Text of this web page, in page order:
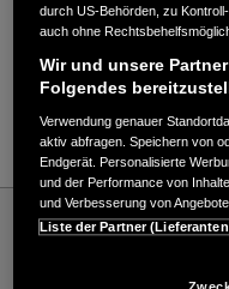
Verkauf /
07542/9300-0
E-Mail
Honda
Industrie
LAYER-Grosshandel GmbH & Co.
durch US-Behörden, zu
auch ohne
Wir und unsere
Folgendes
Verwendung genauer
aktiv abfragen. Speichern von
Endgerät. Personalisierte
und der Performance von
und Verbesserung von
Liste der Partner